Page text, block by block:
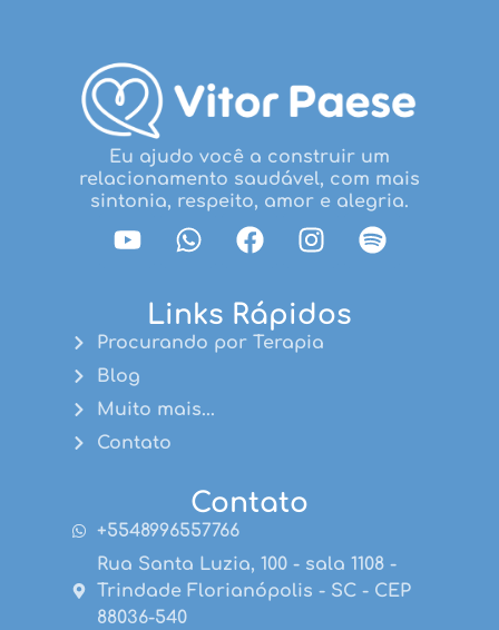
Eu ajudo você a construir um
relacionamento saudável, com mais
sintonia, respeito, amor e alegria.
Links Rápidos
Procurando por Terapia
Blog
Muito mais...
Contato
Contato
+5548996557766
Rua Santa Luzia, 100 - sala 1108 -
Trindade Florianópolis - SC - CEP
88036-540